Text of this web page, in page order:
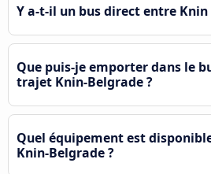
Y a-t-il un bus direct entre Knin
Que puis-je emporter dans le
trajet Knin-Belgrade ?
Quel équipement est
Knin-Belgrade ?